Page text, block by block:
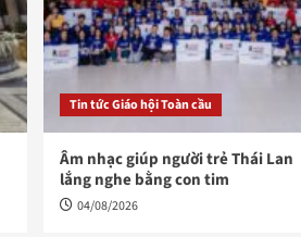
Tin tức Giáo hội Toàn cầu
Âm nhạc giúp người trẻ Thái Lan
lắng nghe bằng con tim
04/08/2026